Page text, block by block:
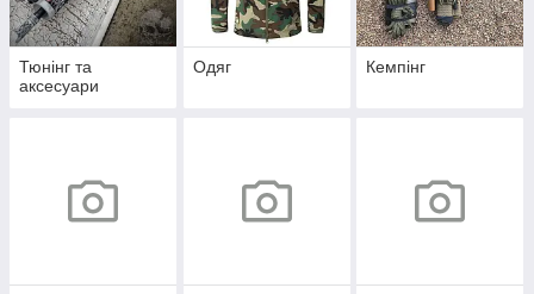
Тюнінг та
аксесуари
Одяг Кемпінг